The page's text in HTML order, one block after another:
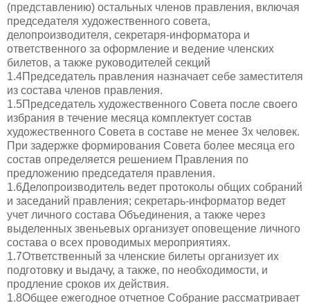
(представлению) остальных членов правления, включая
председателя художественного совета,
делопроизводителя, секретаря-информатора и
ответственного за оформление и ведение членских
билетов, а также руководителей секций
1.4Председатель правления назначает себе заместителя
из состава членов правления.
1.5Председатель художественного Совета после своего
избрания в течение месяца комплектует состав
художественного Совета в составе не менее 3х человек.
При задержке формирования Совета более месяца его
состав определяется решением Правления по
предложению председателя правления.
1.6Делопроизводитель ведет протоколы общих собраний
и заседаний правления; секретарь-информатор ведет
учет личного состава Объединения, а также через
выделенных звеньевых организует оповещение личного
состава о всех проводимых мероприятиях.
1.7Ответственный за членские билеты организует их
подготовку и выдачу, а также, по необходимости, и
продление сроков их действия.
1.8Общее ежегодное отчетное Собрание рассматривает